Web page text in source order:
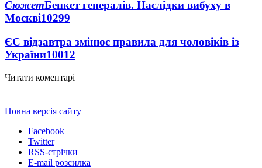
СюжетБенкет генералів. Наслідки вибуху в
Москві10299
ЄС відзавтра змінює правила для чоловіків із
України10012
Читати коментарі
Повна версія сайту
Facebook
Twitter
RSS-стрічки
E-mail розсилка